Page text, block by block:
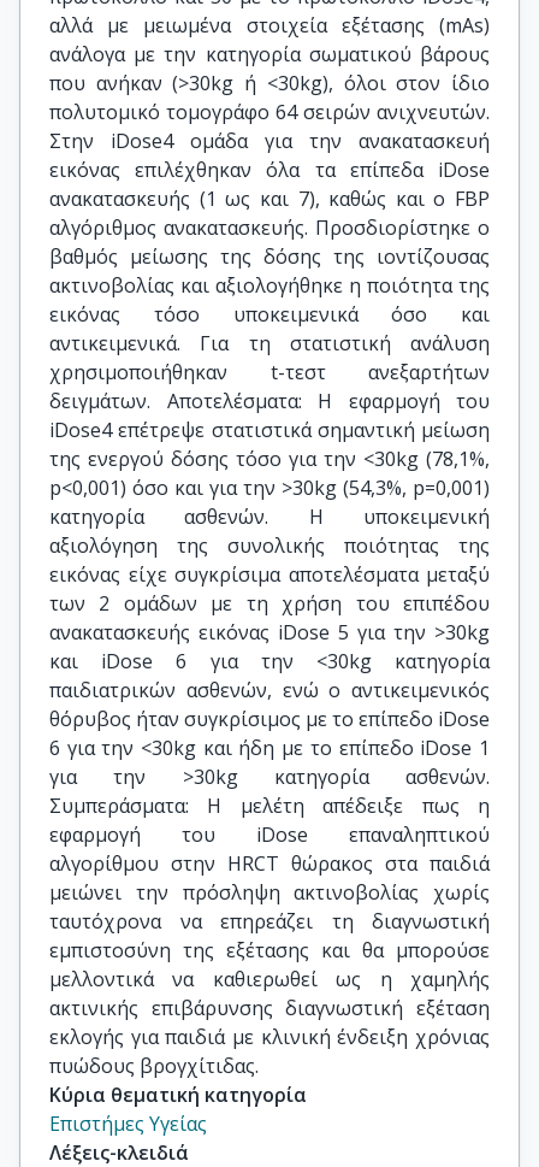
αλλά με μειωμένα στοιχεία εξέτασης (mAs)
ανάλογα με την κατηγορία σωματικού βάρους
που ανήκαν (>30kg ή <30kg), όλοι στον ίδιο
πολυτομικό τομογράφο 64 σειρών ανιχνευτών.
Στην iDose4 ομάδα για την ανακατασκευή
εικόνας επιλέχθηκαν όλα τα επίπεδα iDose
ανακατασκευής (1 ως και 7), καθώς και ο FBP
αλγόριθμος ανακατασκευής. Προσδιορίστηκε ο
βαθμός μείωσης της δόσης της ιοντίζουσας
ακτινοβολίας και αξιολογήθηκε η ποιότητα της
εικόνας τόσο υποκειμενικά όσο και
αντικειμενικά. Για τη στατιστική ανάλυση
χρησιμοποιήθηκαν t-τεστ ανεξαρτήτων
δειγμάτων. Αποτελέσματα: Η εφαρμογή του
iDose4 επέτρεψε στατιστικά σημαντική μείωση
της ενεργού δόσης τόσο για την <30kg (78,1%,
p<0,001) όσο και για την >30kg (54,3%, p=0,001)
κατηγορία ασθενών. Η υποκειμενική
αξιολόγηση της συνολικής ποιότητας της
εικόνας είχε συγκρίσιμα αποτελέσματα μεταξύ
των 2 ομάδων με τη χρήση του επιπέδου
ανακατασκευής εικόνας iDose 5 για την >30kg
και iDose 6 για την <30kg κατηγορία
παιδιατρικών ασθενών, ενώ ο αντικειμενικός
θόρυβος ήταν συγκρίσιμος με το επίπεδο iDose
6 για την <30kg και ήδη με το επίπεδο iDose 1
για την >30kg κατηγορία ασθενών.
Συμπεράσματα: Η μελέτη απέδειξε πως η
εφαρμογή του iDose επαναληπτικού
αλγορίθμου στην HRCT θώρακος στα παιδιά
μειώνει την πρόσληψη ακτινοβολίας χωρίς
ταυτόχρονα να επηρεάζει τη διαγνωστική
εμπιστοσύνη της εξέτασης και θα μπορούσε
μελλοντικά να καθιερωθεί ως η χαμηλής
ακτινικής επιβάρυνσης διαγνωστική εξέταση
εκλογής για παιδιά με κλινική ένδειξη χρόνιας
πυώδους βρογχίτιδας.
Κύρια θεματική κατηγορία
Επιστήμες Υγείας
Λέξεις-κλειδιά